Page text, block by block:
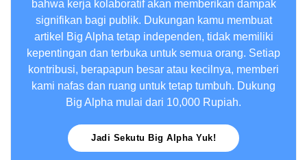
bahwa kerja kolaboratif akan memberikan dampak
signifikan bagi publik. Dukungan kamu membuat
artikel Big Alpha tetap independen, tidak memiliki
kepentingan dan terbuka untuk semua orang. Setiap
kontribusi, berapapun besar atau kecilnya, memberi
kami nafas dan ruang untuk tetap tumbuh. Dukung
Big Alpha mulai dari 10,000 Rupiah.
Jadi Sekutu Big Alpha Yuk!